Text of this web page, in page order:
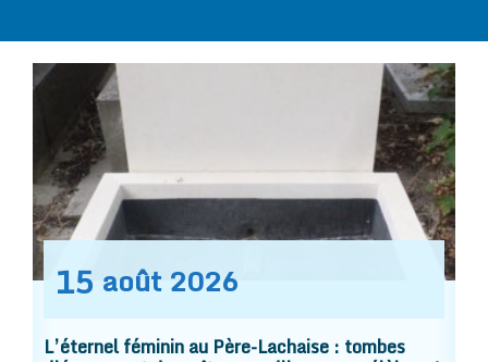
15 août 2026
L’éternel féminin au Père-Lachaise : tombes